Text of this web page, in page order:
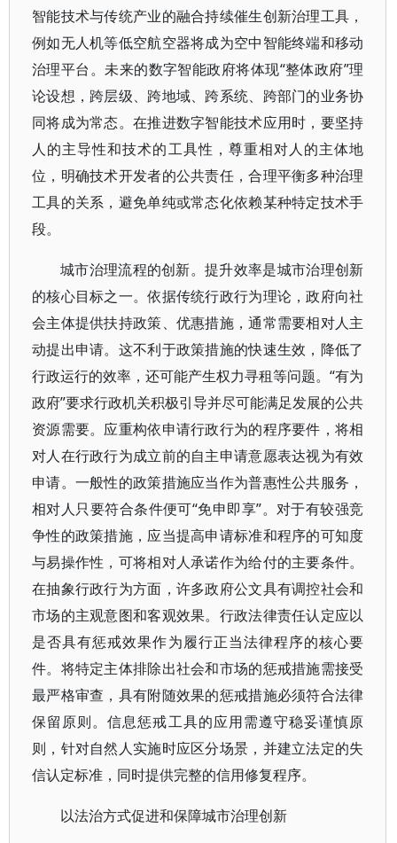
智能技术与传统产业的融合持续催生创新治理工具，
例如无人机等低空航空器将成为空中智能终端和移动
治理平台。未来的数字智能政府将体现“整体政府”理
论设想，跨层级、跨地域、跨系统、跨部门的业务协
同将成为常态。在推进数字智能技术应用时，要坚持
人的主导性和技术的工具性，尊重相对人的主体地
位，明确技术开发者的公共责任，合理平衡多种治理
工具的关系，避免单纯或常态化依赖某种特定技术手
段。
城市治理流程的创新。提升效率是城市治理创新
的核心目标之一。依据传统行政行为理论，政府向社
会主体提供扶持政策、优惠措施，通常需要相对人主
动提出申请。这不利于政策措施的快速生效，降低了
行政运行的效率，还可能产生权力寻租等问题。“有为
政府”要求行政机关积极引导并尽可能满足发展的公共
资源需要。应重构依申请行政行为的程序要件，将相
对人在行政行为成立前的自主申请意愿表达视为有效
申请。一般性的政策措施应当作为普惠性公共服务，
相对人只要符合条件便可“免申即享”。对于有较强竞
争性的政策措施，应当提高申请标准和程序的可知度
与易操作性，可将相对人承诺作为给付的主要条件。
在抽象行政行为方面，许多政府公文具有调控社会和
市场的主观意图和客观效果。行政法律责任认定应以
是否具有惩戒效果作为履行正当法律程序的核心要
件。将特定主体排除出社会和市场的惩戒措施需接受
最严格审查，具有附随效果的惩戒措施必须符合法律
保留原则。信息惩戒工具的应用需遵守稳妥谨慎原
则，针对自然人实施时应区分场景，并建立法定的失
信认定标准，同时提供完整的信用修复程序。
以法治方式促进和保障城市治理创新